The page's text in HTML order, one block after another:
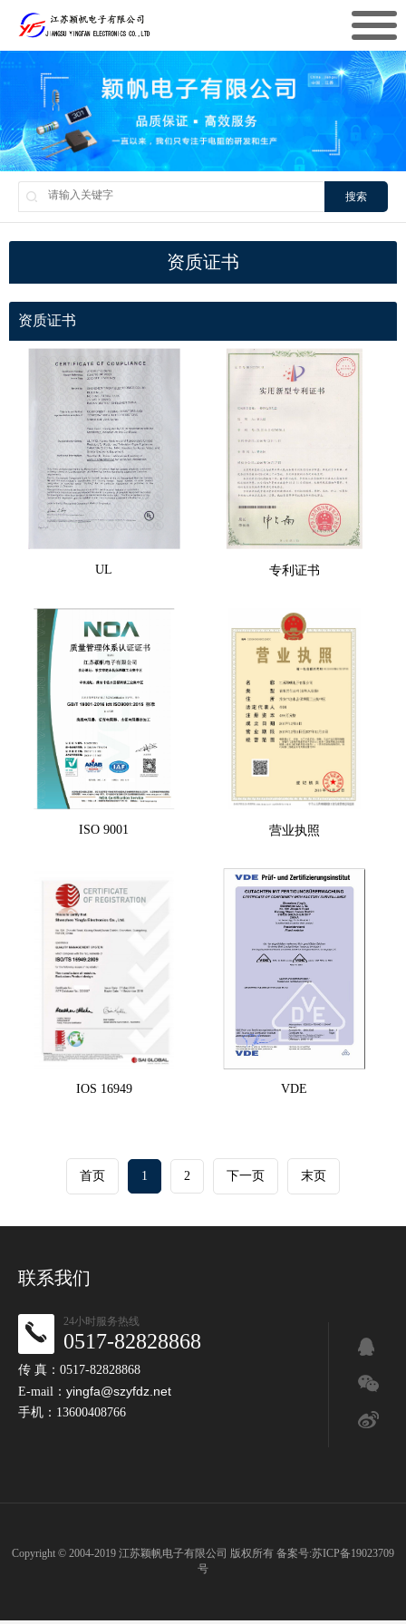
搜索
资质证书
资质证书
UL 专利证书
ISO 9001 营业执照
IOS 16949 VDE
首页 1 2 下一页 末页
联系我们
24小时服务热线
0517-82828868
传 真：0517-82828868
E-mail： yingfa@szyfdz.net
手机：13600408766
Copyright © 2004-2019 江苏颖帆电子有限公司 版权所有 备案号:苏ICP备19023709
号